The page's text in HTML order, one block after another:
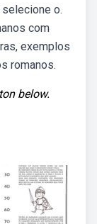
o.
com
exemplos
romanos.
below.